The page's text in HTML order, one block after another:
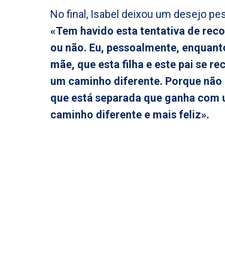
No final, Isabel deixou um desejo
«Tem havido esta tentativa de
ou não. Eu, pessoalmente,
mãe, que esta filha e este pai se
um caminho diferente. Porque não
que está separada que ganha
caminho diferente e mais feliz».